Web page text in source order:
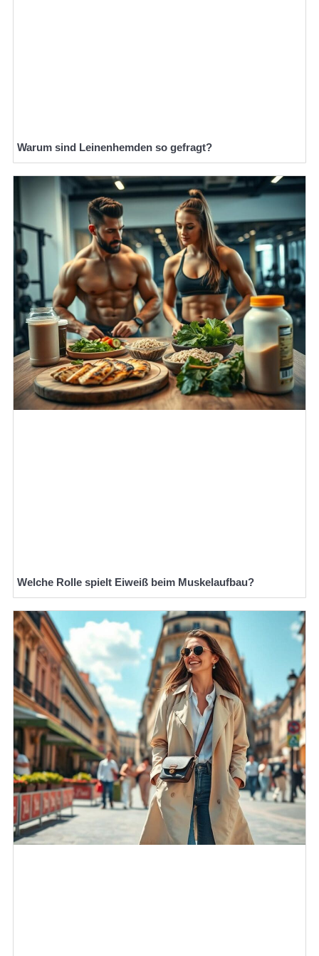
Warum sind Leinenhemden so gefragt?
Welche Rolle spielt Eiweiß beim Muskelaufbau?